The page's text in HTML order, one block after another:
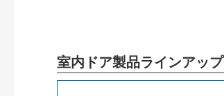
室内ドア製品ラインアップ